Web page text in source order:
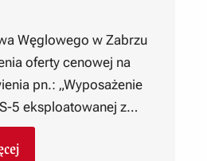
Węglowego w Zabrzu
oferty cenowej na
pn.: „Wyposażenie
5 eksploatowanej z…